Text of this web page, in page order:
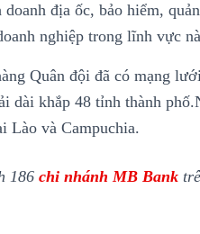
địa ốc, bảo hiểm,
nghiệp trong lĩnh vực
Quân đội đã có mạng
dài khắp 48 tỉnh thành
Lào và Campuchia.
186 chi nhánh MB Bank